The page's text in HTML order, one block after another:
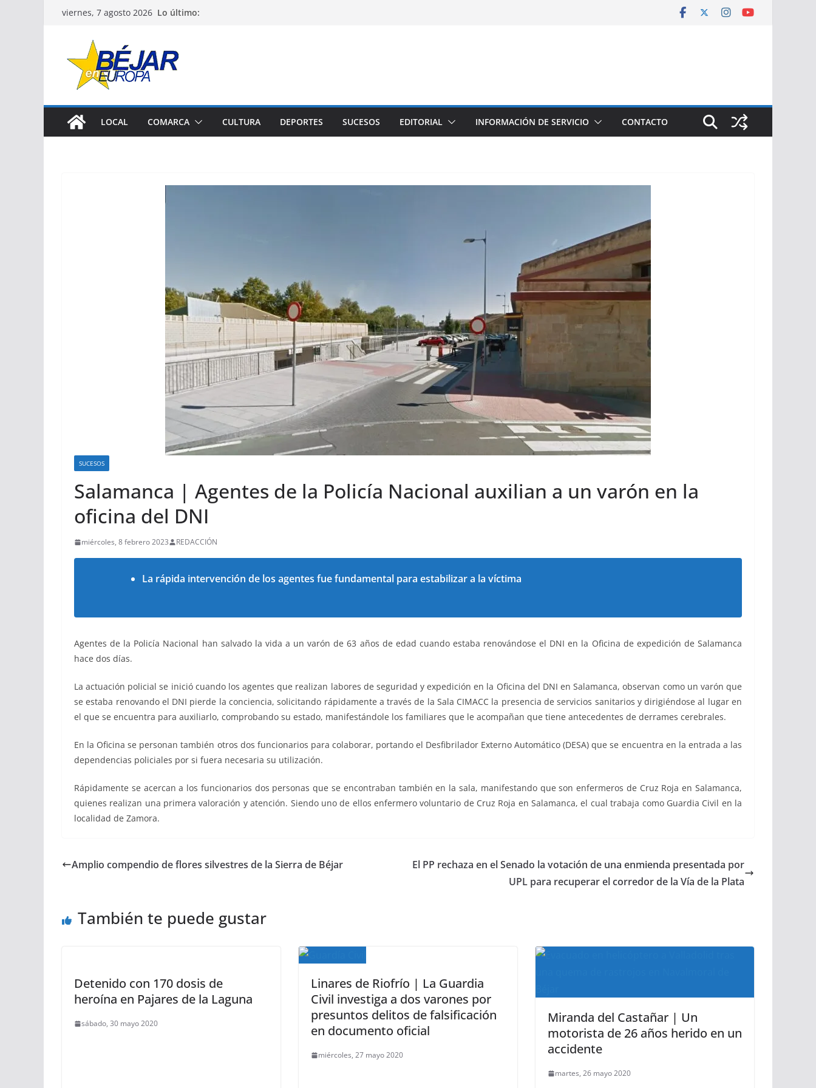
Saltarviernes, 7 agosto 2026 Lo último:
LOCAL COMARCA CULTURA DEPORTES SUCESOS EDITORIAL INFORMACIÓN DE SERVICIO CONTACTO
SUCESOS
Salamanca | Agentes de la Policía Nacional auxilian a un varón en la
oficina del DNI
miércoles, 8 febrero 2023 REDACCIÓN
La rápida intervención de los agentes fue fundamental para estabilizar a la víctima
Agentes de la Policía Nacional han salvado la vida a un varón de 63 años de edad cuando estaba renovándose el DNI en la Oficina de expedición de Salamanca
hace dos días.
La actuación policial se inició cuando los agentes que realizan labores de seguridad y expedición en la Oficina del DNI en Salamanca, observan como un varón que
se estaba renovando el DNI pierde la conciencia, solicitando rápidamente a través de la Sala CIMACC la presencia de servicios sanitarios y dirigiéndose al lugar en
el que se encuentra para auxiliarlo, comprobando su estado, manifestándole los familiares que le acompañan que tiene antecedentes de derrames cerebrales.
En la Oficina se personan también otros dos funcionarios para colaborar, portando el Desfibrilador Externo Automático (DESA) que se encuentra en la entrada a las
dependencias policiales por si fuera necesaria su utilización.
Rápidamente se acercan a los funcionarios dos personas que se encontraban también en la sala, manifestando que son enfermeros de Cruz Roja en Salamanca,
quienes realizan una primera valoración y atención. Siendo uno de ellos enfermero voluntario de Cruz Roja en Salamanca, el cual trabaja como Guardia Civil en la
localidad de Zamora.
Amplio compendio de flores silvestres de la Sierra de Béjar
El PP rechaza en el Senado la votación de una enmienda presentada por
UPL para recuperar el corredor de la Vía de la Plata
También te puede gustar
Detenido con 170 dosis de
heroína en Pajares de la Laguna
sábado, 30 mayo 2020
Linares de Riofrío | La Guardia
Civil investiga a dos varones por
presuntos delitos de falsificación
en documento oficial
miércoles, 27 mayo 2020
Miranda del Castañar | Un
motorista de 26 años herido en un
accidente
martes, 26 mayo 2020